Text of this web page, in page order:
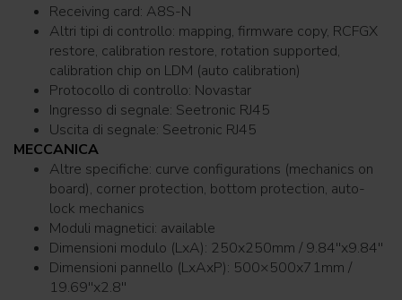
Receiving card: A8S-N
Altri tipi di controllo: mapping, firmware copy, RCFGX
restore, calibration restore, rotation supported,
calibration chip on LDM (auto calibration)
Protocollo di controllo: Novastar
Ingresso di segnale: Seetronic RJ45
Uscita di segnale: Seetronic RJ45
MECCANICA
Altre specifiche: curve configurations (mechanics on
board), corner protection, bottom protection, auto-
lock mechanics
Moduli magnetici: available
Dimensioni modulo (LxA): 250x250mm / 9.84''x9.84''
Dimensioni pannello (LxAxP): 500×500x71mm /
19.69''x2.8''